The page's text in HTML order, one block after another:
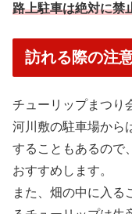
路上駐車は絶対に禁
訪れる際の注
チューリップまつり
河川敷の駐車場から
することもあるので
おすすめします。
また、畑の中に入る